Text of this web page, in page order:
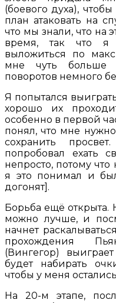
(боевого духа),
план атаковать на
что мы знали, что на
время, так что
выложиться по
мне чуть больше
поворотов немного
Я попытался
хорошо их
особенно в первой
понял, что мне
сохранить
попробовал ехать
непросто, потому
я это понимал и
догонят].
Борьба ещё открыта.
можно лучше, и
начнет
прохождения
(Вингегор)
будет набирать
чтобы у меня
На 20-м этапе,